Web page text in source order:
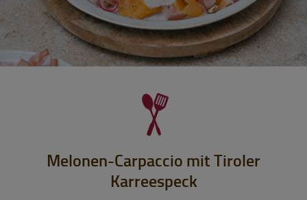
Melonen-Carpaccio mit Tiroler
Karreespeck